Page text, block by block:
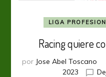
LIGA
Racing quiere
por Jose Abel Toscano
2023